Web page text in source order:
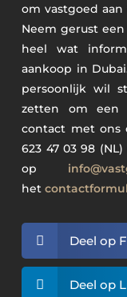
om vastgoed
Neem gerust
heel wat
aankoop in
persoonlijk wil
zetten om een
contact met ons
623 47 03 98
op
het
 Deel op
 Deel op